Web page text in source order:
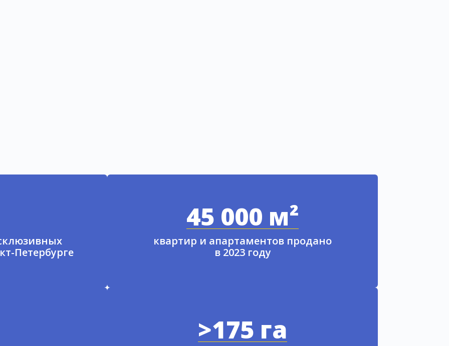
Петербурге
45 000 м²
квартир и апартаментов продано
в 2023 году
>175 га